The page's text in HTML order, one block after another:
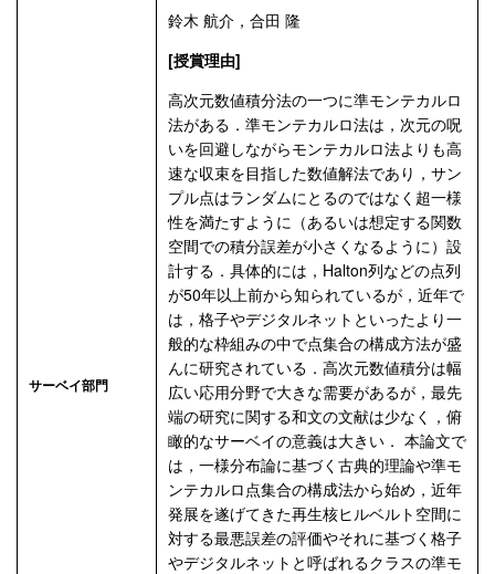
サーベイ部門
鈴木 航介，合田 隆
[授賞理由]
高次元数値積分法の一つに準モンテカルロ
法がある．準モンテカルロ法は，次元の呪
いを回避しながらモンテカルロ法よりも高
速な収束を目指した数値解法であり，サン
プル点はランダムにとるのではなく超一様
性を満たすように（あるいは想定する関数
空間での積分誤差が小さくなるように）設
計する．具体的には，Halton列などの点列
が50年以上前から知られているが，近年で
は，格子やデジタルネットといったより一
般的な枠組みの中で点集合の構成方法が盛
んに研究されている．高次元数値積分は幅
広い応用分野で大きな需要があるが，最先
端の研究に関する和文の文献は少なく，俯
瞰的なサーベイの意義は大きい． 本論文で
は，一様分布論に基づく古典的理論や準モ
ンテカルロ点集合の構成法から始め，近年
発展を遂げてきた再生核ヒルベルト空間に
対する最悪誤差の評価やそれに基づく格子
やデジタルネットと呼ばれるクラスの準モ